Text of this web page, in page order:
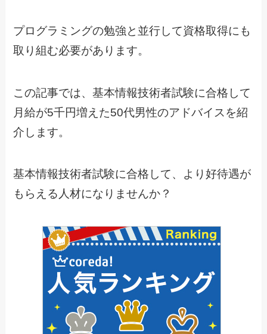
プログラミングの勉強と並行して資格取得にも
取り組む必要があります。
この記事では、基本情報技術者試験に合格して
月給が5千円増えた50代男性のアドバイスを紹
介します。
基本情報技術者試験に合格して、より好待遇が
もらえる人材になりませんか？